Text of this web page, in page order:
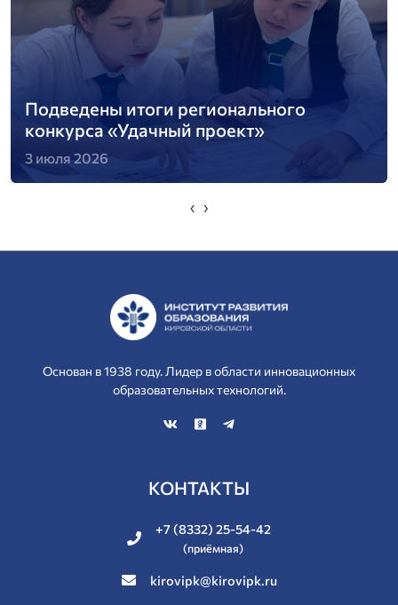
Подведены итоги регионального
конкурса «Удачный проект»
3 июля 2026
‹ ›
Основан в 1938 году. Лидер в области инновационных
образовательных технологий.
КОНТАКТЫ
+7 (8332) 25-54-42
(приёмная)
kirovipk@kirovipk.ru